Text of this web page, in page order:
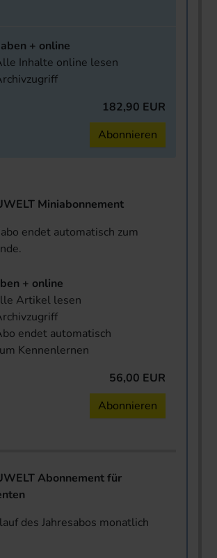
+ online
Inhalte online lesen
182,90 EUR
Abonnieren
Miniabonnement
endet automatisch zum
+ online
Artikel lesen
endet automatisch
Kennenlernen
56,00 EUR
Abonnieren
Abonnement für
des Jahresabos monatlich